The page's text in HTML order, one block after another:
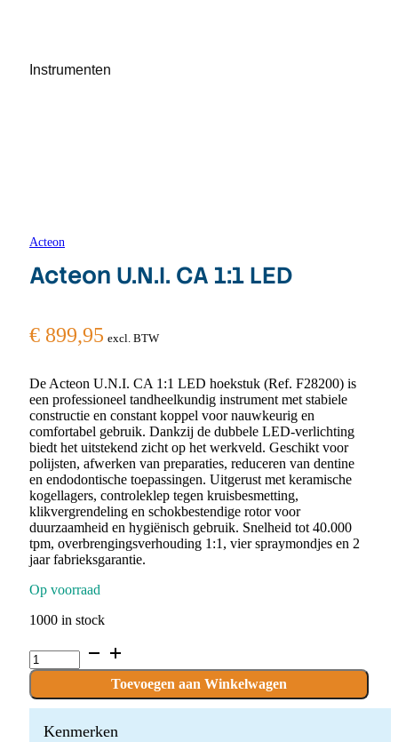
Instrumenten
Acteon
Acteon U.N.I. CA 1:1 LED
€ 899,95 excl. BTW
De Acteon U.N.I. CA 1:1 LED hoekstuk (Ref. F28200) is
een professioneel tandheelkundig instrument met stabiele
constructie en constant koppel voor nauwkeurig en
comfortabel gebruik. Dankzij de dubbele LED-verlichting
biedt het uitstekend zicht op het werkveld. Geschikt voor
polijsten, afwerken van preparaties, reduceren van dentine
en endodontische toepassingen. Uitgerust met keramische
kogellagers, controleklep tegen kruisbesmetting,
klikvergrendeling en schokbestendige rotor voor
duurzaamheid en hygiënisch gebruik. Snelheid tot 40.000
tpm, overbrengingsverhouding 1:1, vier spraymondjes en 2
jaar fabrieksgarantie.
Op voorraad
1000 in stock
Acteon
U.N.I.
1:1
LED
quantity
Toevoegen aan Winkelwagen
Kenmerken